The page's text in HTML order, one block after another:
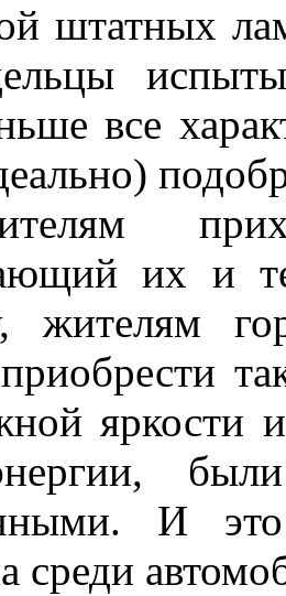
штатных
все
их и
жителям
яркости
И
среди